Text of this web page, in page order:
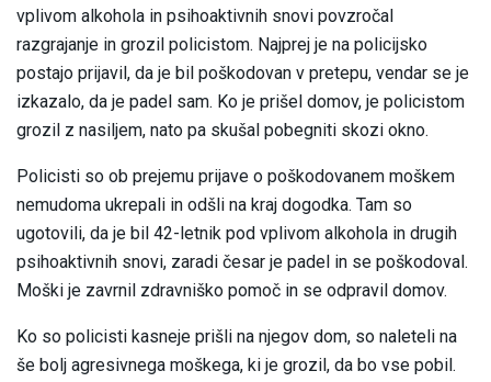
vplivom alkohola in psihoaktivnih snovi povzročal
razgrajanje in grozil policistom. Najprej je na policijsko
postajo prijavil, da je bil poškodovan v pretepu, vendar se je
izkazalo, da je padel sam. Ko je prišel domov, je policistom
grozil z nasiljem, nato pa skušal pobegniti skozi okno.
Policisti so ob prejemu prijave o poškodovanem moškem
nemudoma ukrepali in odšli na kraj dogodka. Tam so
ugotovili, da je bil 42-letnik pod vplivom alkohola in drugih
psihoaktivnih snovi, zaradi česar je padel in se poškodoval.
Moški je zavrnil zdravniško pomoč in se odpravil domov.
Ko so policisti kasneje prišli na njegov dom, so naleteli na
še bolj agresivnega moškega, ki je grozil, da bo vse pobil.